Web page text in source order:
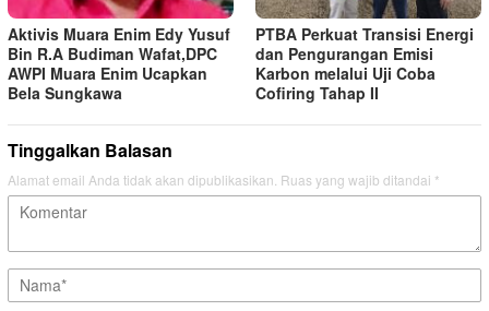
Aktivis Muara Enim Edy Yusuf
Bin R.A Budiman Wafat,DPC
AWPI Muara Enim Ucapkan
Bela Sungkawa
PTBA Perkuat Transisi Energi
dan Pengurangan Emisi
Karbon melalui Uji Coba
Cofiring Tahap II
Tinggalkan Balasan
Alamat email Anda tidak akan dipublikasikan. Ruas yang wajib ditandai *